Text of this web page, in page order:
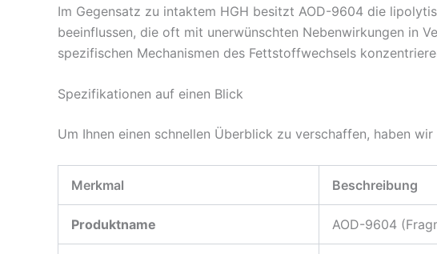
Im Gegensatz zu intaktem HGH besitzt AOD-9604 die
beeinflussen, die oft mit unerwünschten Nebenwirkungen in
spezifischen Mechanismen des Fettstoffwechsels
Spezifikationen auf einen Blick
Um Ihnen einen schnellen Überblick zu verschaffen, haben
Merkmal Beschreibung
Produktname AOD-9604